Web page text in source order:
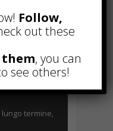
tutto
termine,
Follow,
out these
them, you can
see others!